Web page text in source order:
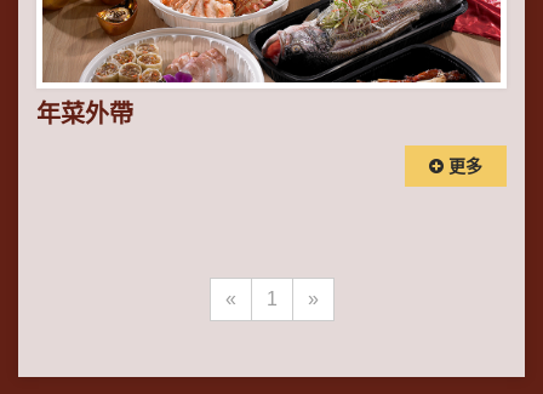
年菜外帶
更多
« 1 »